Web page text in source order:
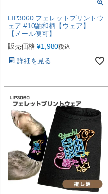
LIP3060 フェレットプリントウ
ェア #10鼬和柄【ウェア】
【メール便可】
販売価格 ¥1,980税込
詳細を見る